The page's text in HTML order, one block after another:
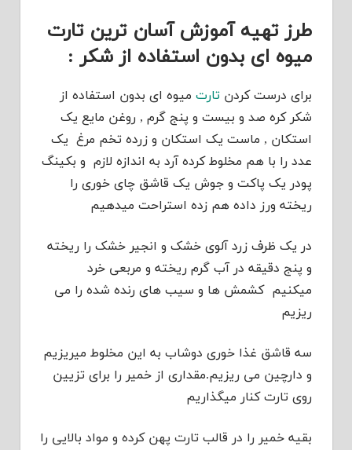
طرز تهیه آموزش آسان ترین تارت
میوه ای بدون استفاده از شکر :
برای درست کردن تارت میوه ای بدون استفاده از
شکر کره صد و بیست و پنج گرم , روغن مایع یک
استکان , ماست یک استکان و زرده تخم مرغ یک
عدد را با هم مخلوط کرده آرد به اندازه لازم و بکینگ
پودر یک پاکت و جوش یک قاشق چای خوری را
ریخته ورز داده هم زده استراحت میدهیم
در یک ظرف زرد آلوی خشک و انجیر خشک را ریخته
و پنج دقیقه در آب گرم ریخته و مربعی خرد
میکنیم کشمش ها و سیب های رنده شده را می
ریزیم
سه قاشق غذا خوری دوشاب به این مخلوط میریزیم
و دارچین می ریزیم.مقداری از خمیر را برای تزیین
روی تارت کنار میگذاریم
بقیه خمیر را در قالب تارت پهن کرده و مواد بالایی را